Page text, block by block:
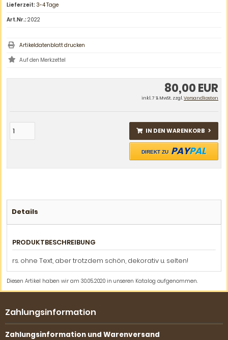
80,00 EUR
inkl. 7 % MwSt. zzgl.Versandkosten
IN DEN WARENKORB
DIREKT ZU PAYPAL
Lieferzeit: 3-4 Tage
Art.Nr.:2022
Artikeldatenblatt drucken
Details
PRODUKTBESCHREIBUNG
rs. ohne Text, aber trotzdem schön, dekorativ u. selten!
Diesen Artikel haben wir am 30.05.2020 in unseren Katalog aufgenommen.
Zahlungsinformation
Zahlungsinformation und Warenversand